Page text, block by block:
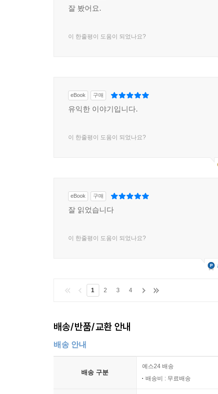
잘 봤어요.
이 한줄평이 도움이 되었나요?
eBook 구매
유익한 이야기입니다.
이 한줄평이 도움이 되었나요?
eBook 구매
잘 읽었습니다
이 한줄평이 도움이 되었나요?
1 2 3 4
배송/반품/교환 안내
배송 안내
배송 구분
예스24 배송
배송비 : 무료배송